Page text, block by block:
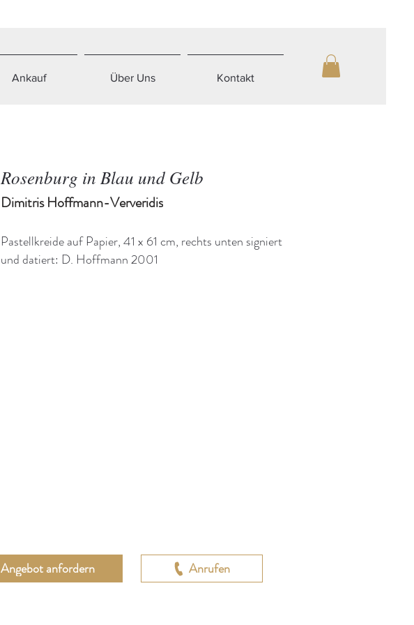
Ankauf Über Uns Kontakt
Rosenburg in Blau und Gelb
Dimitris Hoffmann-Ververidis
Pastellkreide auf Papier, 41 x 61 cm, rechts unten signiert
und datiert: D. Hoffmann 2001
Angebot anfordern Anrufen